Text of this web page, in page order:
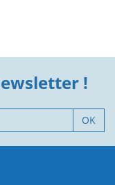
!
OK